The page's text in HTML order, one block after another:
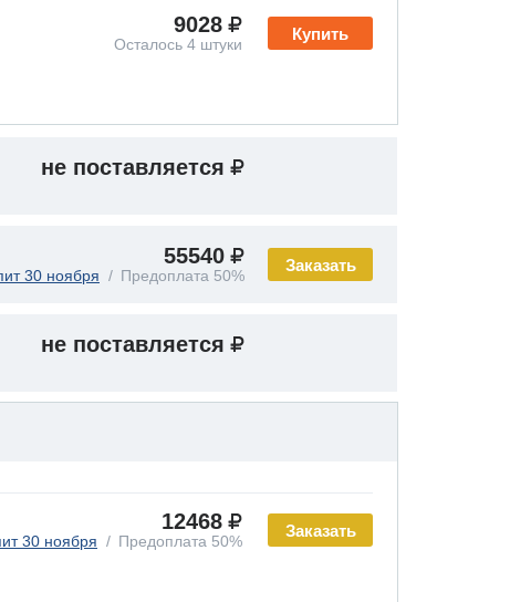
Купить
9028
Осталось 4 штуки
не поставляется
Заказать
55540
30 ноября Предоплата 50%
не поставляется
Заказать
12468
30 ноября Предоплата 50%